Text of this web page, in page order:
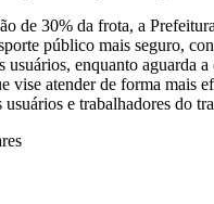
de 30% da frota, a
público mais seguro,
usuários, enquanto aguarda
vise atender de forma mais
usuários e trabalhadores do